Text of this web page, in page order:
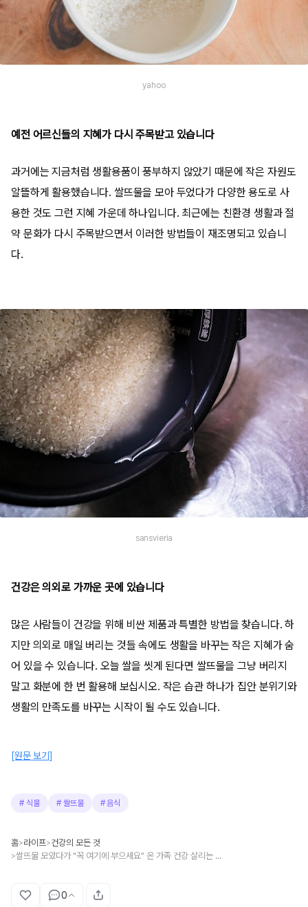
yahoo
예전 어르신들의 지혜가 다시 주목받고 있습니다
과거에는 지금처럼 생활용품이 풍부하지 않았기 때문에 작은 자원도
알뜰하게 활용했습니다. 쌀뜨물을 모아 두었다가 다양한 용도로 사
용한 것도 그런 지혜 가운데 하나입니다. 최근에는 친환경 생활과 절
약 문화가 다시 주목받으면서 이러한 방법들이 재조명되고 있습니
다.
sansvieria
건강은 의외로 가까운 곳에 있습니다
많은 사람들이 건강을 위해 비싼 제품과 특별한 방법을 찾습니다. 하
지만 의외로 매일 버리는 것들 속에도 생활을 바꾸는 작은 지혜가 숨
어 있을 수 있습니다. 오늘 쌀을 씻게 된다면 쌀뜨물을 그냥 버리지
말고 화분에 한 번 활용해 보십시오. 작은 습관 하나가 집안 분위기와
생활의 만족도를 바꾸는 시작이 될 수도 있습니다.
[원문 보기]
# 식물 # 쌀뜨물 #음식
홈>라이프>건강의 모든 것
> 쌀뜨물 모았다가 "꼭 여기에 부으세요" 온 가족 건강 살리는 의외의 방법
0